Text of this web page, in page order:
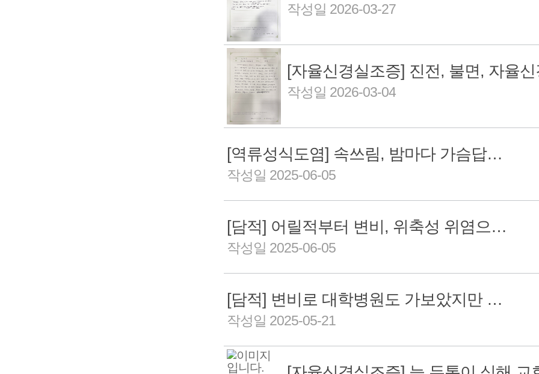
작성일 2026-03-27
작성일 2026-03-04
[역류성식도염] 속쓰림, 밤마다 가슴답답, 입냄새 다양한 증상으로 힘들어 하던 40대 남성분 치료 후기
작성일 2025-06-05
[담적] 어릴적부터 변비, 위축성 위염으로 고생하시던 60대 여성 치료 후기
작성일 2025-06-05
[담적] 변비로 대학병원도 가보았지만 소용없었던 79세 어르신의 변비 치료 후기
작성일 2025-05-21